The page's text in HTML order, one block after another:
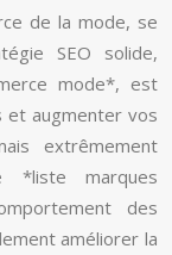
de la mode, se
SEO solide,
mode*, est
et augmenter vos
extrêmement
*liste marques
des
améliorer la